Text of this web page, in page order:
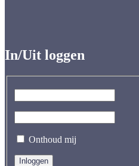
In/Uit loggen
Onthoud mij